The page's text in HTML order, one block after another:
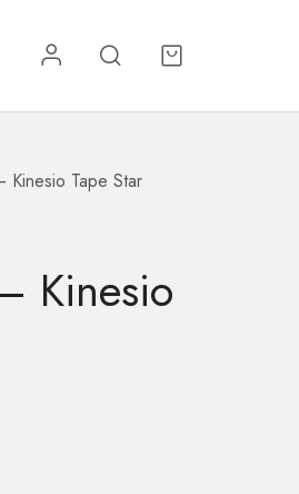
Kinesio Tape Star
Kinesio